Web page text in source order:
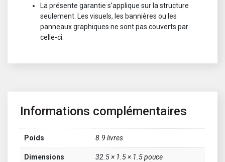
Informations complémentaires
Poids 8.9 livres
Dimensions 32.5 × 1.5 × 1.5 pouce
La présente garantie s’applique sur la structure
seulement. Les visuels, les bannières ou les
panneaux graphiques ne sont pas couverts par
celle-ci.